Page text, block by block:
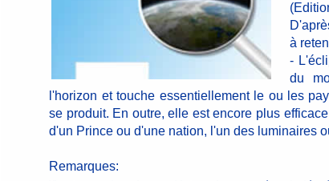
à
-
du
l'horizon et touche essentiellement le ou les
se produit. En outre, elle est encore plus
d'un Prince ou d'une nation, l'un des luminaires
Remarques: